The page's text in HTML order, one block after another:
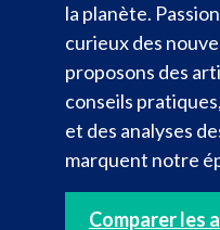
la planète.
curieux des
proposons des
conseils
et des analyses
marquent notre
Comparer les